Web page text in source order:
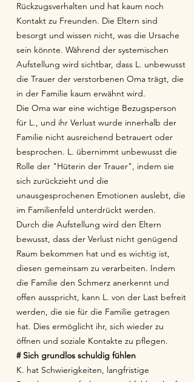
Rückzugsverhalten und hat kaum noch
Kontakt zu Freunden. Die Eltern sind
besorgt und wissen nicht, was die Ursache
sein könnte. Während der systemischen
Aufstellung wird sichtbar, dass L. unbewusst
die Trauer der verstorbenen Oma trägt, die
in der Familie kaum erwähnt wird.
Die Oma war eine wichtige Bezugsperson
für L., und ihr Verlust wurde innerhalb der
Familie nicht ausreichend betrauert oder
besprochen. L. übernimmt unbewusst die
Rolle der "Hüterin der Trauer", indem sie
sich zurückzieht und die
unausgesprochenen Emotionen auslebt, die
im Familienfeld unterdrückt werden.
Durch die Aufstellung wird den Eltern
bewusst, dass der Verlust nicht genügend
Raum bekommen hat und es wichtig ist,
diesen gemeinsam zu verarbeiten. Indem
die Familie den Schmerz anerkennt und
offen ausspricht, kann L. von der Last befreit
werden, die sie für die Familie getragen
hat. Dies ermöglicht ihr, sich wieder zu
öffnen und soziale Kontakte zu pflegen.
# Sich grundlos schuldig fühlen
K. hat Schwierigkeiten, langfristige